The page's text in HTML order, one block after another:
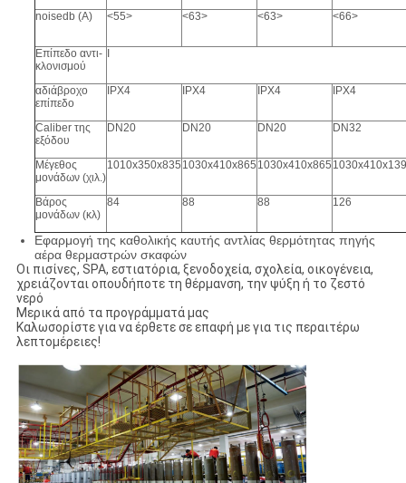
noisedb (Α) <55> <63> <63> <66>
Επίπεδο αντι-
κλονισμού
αδιάβροχο
επίπεδο
IPX4 IPX4 IPX4 IPX4
Caliber της
εξόδου
DN20 DN20 DN20 DN32
Μέγεθος
μονάδων (χιλ.)
1010x350x835 1030x410x865 1030x410x865
Βάρος
μονάδων (κλ)
84 88 88 126
Εφαρμογή της καθολικής καυτής αντλίας θερμότητας πηγής
αέρα θερμαστρών σκαφών
Οι πισίνες, SPA, εστιατόρια, ξενοδοχεία, σχολεία, οικογένεια,
χρειάζονται οπουδήποτε τη θέρμανση, την ψύξη ή το ζεστό
νερό
Μερικά από τα προγράμματά μας
Καλωσορίστε για να έρθετε σε επαφή με για τις περαιτέρω
λεπτομέρειες!